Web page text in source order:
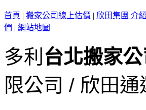
首頁 | 搬家公司線上估價 | 欣田集團 介紹
們 | 網站地圖
多利 台北搬家公
限公司 / 欣田